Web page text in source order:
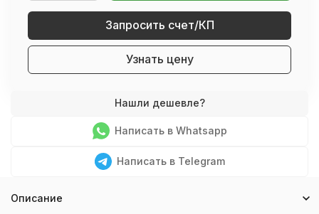
Запросить счет/КП
Узнать цену
Написать в Whatsapp
Написать в Telegram
Описание